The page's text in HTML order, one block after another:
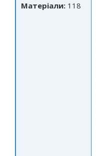
Матеріали: 118